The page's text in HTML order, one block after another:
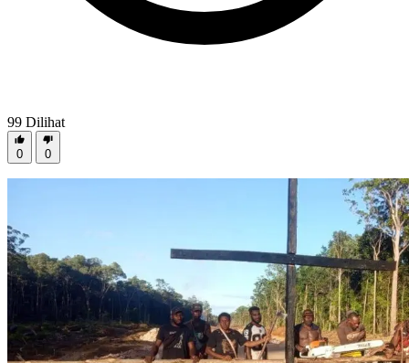
99 Dilihat
0 0